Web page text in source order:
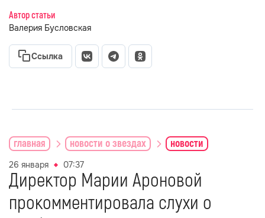
Автор статьи
Валерия Бусловская
Ссылка
главная новости о звездах новости
26 января 07:37
Директор Марии Ароновой
прокомментировала слухи о